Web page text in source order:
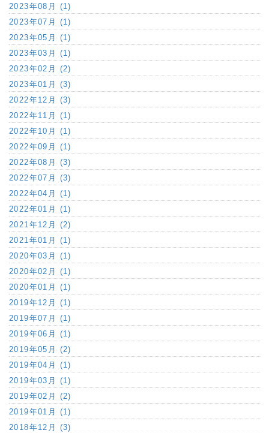
2023年08月 (1)
2023年07月 (1)
2023年05月 (1)
2023年03月 (1)
2023年02月 (2)
2023年01月 (3)
2022年12月 (3)
2022年11月 (1)
2022年10月 (1)
2022年09月 (1)
2022年08月 (3)
2022年07月 (3)
2022年04月 (1)
2022年01月 (1)
2021年12月 (2)
2021年01月 (1)
2020年03月 (1)
2020年02月 (1)
2020年01月 (1)
2019年12月 (1)
2019年07月 (1)
2019年06月 (1)
2019年05月 (2)
2019年04月 (1)
2019年03月 (1)
2019年02月 (2)
2019年01月 (1)
2018年12月 (3)